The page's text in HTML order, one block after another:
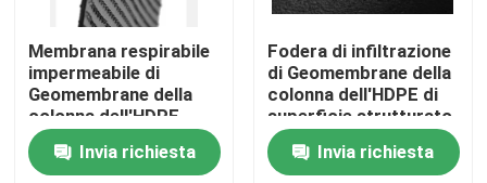
Casa
Chi siamo
Contatti
Membrana respirabile
impermeabile di
Geomembrane della
colonna dell'HDPE
strutturato del punto
Invia richiesta
Fodera di infiltrazione
di Geomembrane della
colonna dell'HDPE di
superficie strutturato
del punto anti per lo
stagnoInvia richiesta